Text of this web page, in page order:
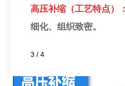
高压补缩（工艺特点）：
细化、组织致密。
3 / 4